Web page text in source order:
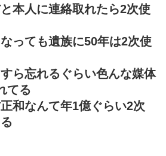
本人に連絡取れたら2次使
っても遺族に50年は2次使
ら忘れるぐらい色んな媒体
てる
和なんて年1億ぐらい2次